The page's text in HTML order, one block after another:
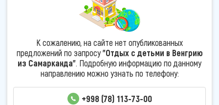
К сожалению, на сайте нет опубликованных
предложений по запросу"Отдых с детьми в Венгрию
из Самарканда". Подробную информацию по данному
направлению можно узнать по телефону:
+998 (78) 113-73-00